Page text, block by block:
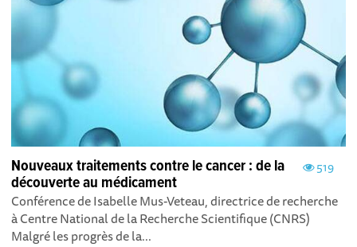
519
Nouveaux traitements contre le cancer : de la
découverte au médicament
Conférence de Isabelle Mus-Veteau, directrice de recherche
à Centre National de la Recherche Scientifique (CNRS)
Malgré les progrès de la...